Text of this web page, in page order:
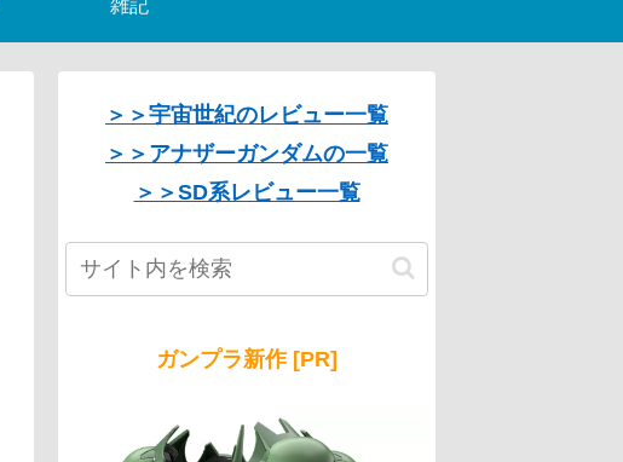
雑記
＞＞宇宙世紀のレビュー一覧
＞＞アナザーガンダムの一覧
＞＞SD系レビュー一覧
ガンプラ新作 [PR]